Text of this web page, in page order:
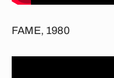
FAME, 1980